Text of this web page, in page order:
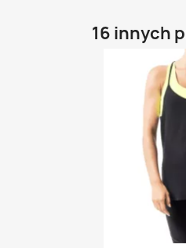
16 innych